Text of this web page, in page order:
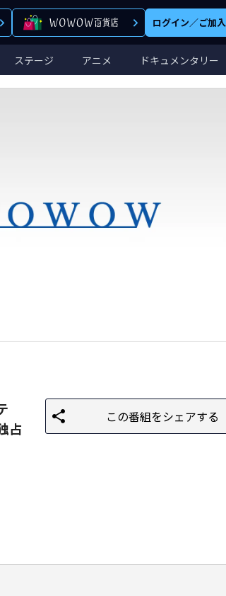
ログイン／ご加入
ステージ アニメ ドキュメンタリー
占
この番組をシェアする